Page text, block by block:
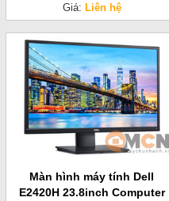
Giá: Liên hệ
Màn hình máy tính Dell
E2420H 23.8inch Computer